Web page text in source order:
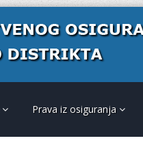
Prava iz osiguranja